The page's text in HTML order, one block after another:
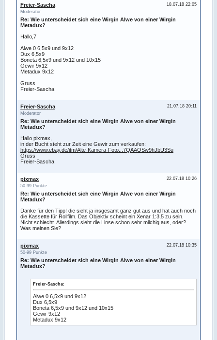
18.07.18 22:05
Freier-Sascha
Moderator
Re: Wie unterscheidet sich eine Wirgin Alwe von einer Wirgin
Metadux?
Hallo,7
Alwe 0 6,5x9 und 9x12
Dux 6,5x9
Boneta 6,5x9 und 9x12 und 10x15
Gewir 9x12
Metadux 9x12
Gruss
Freier-Sascha
21.07.18 20:11
Freier-Sascha
Moderator
Re: Wie unterscheidet sich eine Wirgin Alwe von einer Wirgin
Metadux?
Hallo pixmax,
in der Bucht steht zur Zeit eine Gewir zum verkaufen:
https://www.ebay.de/itm/Alte-Kamera-Foto...7QAAOSw9hJbU3Su
Gruss
Freier-Sascha
22.07.18 10:26
pixmax
50-99 Punkte
Re: Wie unterscheidet sich eine Wirgin Alwe von einer Wirgin
Metadux?
Danke für den Tipp! die sieht ja insgesamt ganz gut aus und hat auch noch
die Kassette für Rollfilm. Das Objektiv scheint ein Xenar 1:3,5 zu sein.
Nicht schlecht. Allerdings sieht die Linse schon sehr milchig aus, oder?
Was meinen Sie?
22.07.18 10:35
pixmax
50-99 Punkte
Re: Wie unterscheidet sich eine Wirgin Alwe von einer Wirgin
Metadux?
Freier-Sascha:
Alwe 0 6,5x9 und 9x12
Dux 6,5x9
Boneta 6,5x9 und 9x12 und 10x15
Gewir 9x12
Metadux 9x12